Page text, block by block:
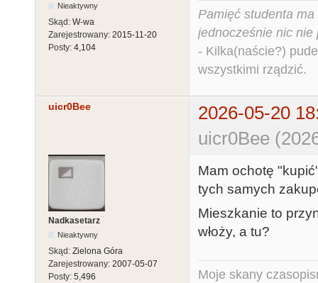
Nieaktywny
Skąd: W-wa
Zarejestrowany: 2015-11-20
Posty: 4,104
Pamięć studenta
jednocześnie nic nie
- Kilka(naście?)
wszystkimi rządzić.
uicr0Bee
2026-05-20
uicr0Bee
Nadkasetarz
Nieaktywny
Skąd: Zielona Góra
Zarejestrowany: 2007-05-07
Posty: 5,496
Mam ochotę
tych samych
Mieszkanie to
włoży, a tu?
Moje skany